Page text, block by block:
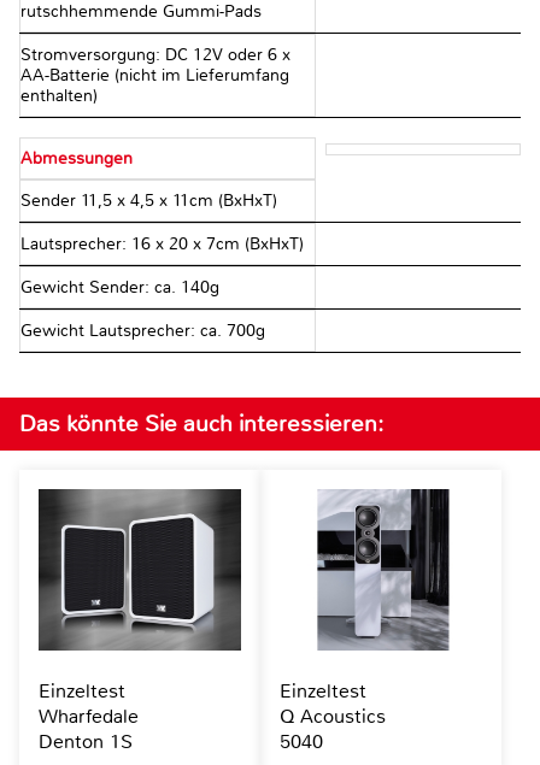
rutschhemmende Gummi-Pads
Stromversorgung: DC 12V oder 6 x
AA-Batterie (nicht im Lieferumfang
enthalten)
Abmessungen
Sender 11,5 x 4,5 x 11cm (BxHxT)
Lautsprecher: 16 x 20 x 7cm (BxHxT)
Gewicht Sender: ca. 140g
Gewicht Lautsprecher: ca. 700g
Das könnte Sie auch interessieren:
Einzeltest
Wharfedale
Denton 1S
Einzeltest
Q Acoustics
5040